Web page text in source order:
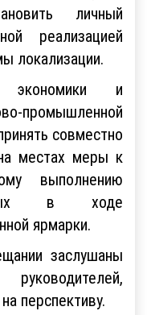
личный
реализацией
локализации.
экономики и
промышленной
совместно
местах меры к
выполнению
в ходе
ярмарки.
заслушаны
перспективу.